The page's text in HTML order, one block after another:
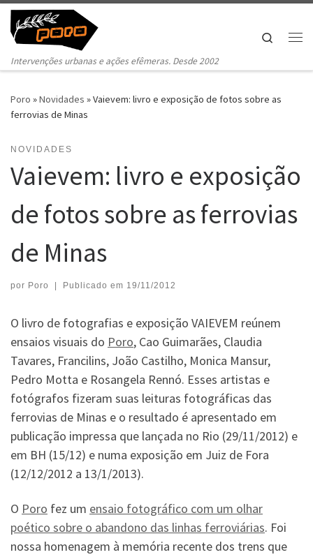
Pular para o conteúdo
Intervenções urbanas e ações efêmeras. Desde 2002
Search
Poro »Novidades »Vaievem: livro e exposição de fotos sobre as
ferrovias de Minas
NOVIDADES
Vaievem: livro e exposição
de fotos sobre as ferrovias
de Minas
por Poro Publicado em 19/11/2012
O livro de fotografias e exposição VAIEVEM reúnem
ensaios visuais do Poro, Cao Guimarães, Claudia
Tavares, Francilins, João Castilho, Monica Mansur,
Pedro Motta e Rosangela Rennó. Esses artistas e
fotógrafos fizeram suas leituras fotográficas das
ferrovias de Minas e o resultado é apresentado em
publicação impressa que lançada no Rio (29/11/2012) e
em BH (15/12) e numa exposição em Juiz de Fora
(12/12/2012 a 13/1/2013).
O Poro fez um ensaio fotográfico com um olhar
poético sobre o abandono das linhas ferroviárias. Foi
nossa homenagem à memória recente dos trens que